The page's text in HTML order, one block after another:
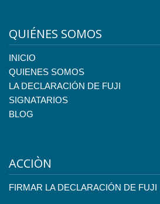
QUIÉNES SOMOS
INICIO
QUIENES SOMOS
LA DECLARACIÓN DE FUJI
SIGNATARIOS
BLOG
ACCIÒN
FIRMAR LA DECLARACIÓN DE FUJI